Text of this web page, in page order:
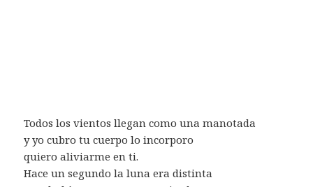
Todos los vientos llegan como una manotada
y yo cubro tu cuerpo lo incorporo
quiero aliviarme en ti.
Hace un segundo la luna era distinta